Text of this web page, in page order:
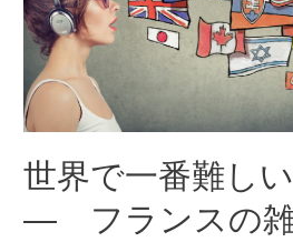
世界で一番難し
― フランスの雑